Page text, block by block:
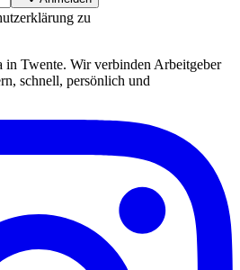
zu
in Twente. Wir verbinden Arbeitgeber
schnell, persönlich und